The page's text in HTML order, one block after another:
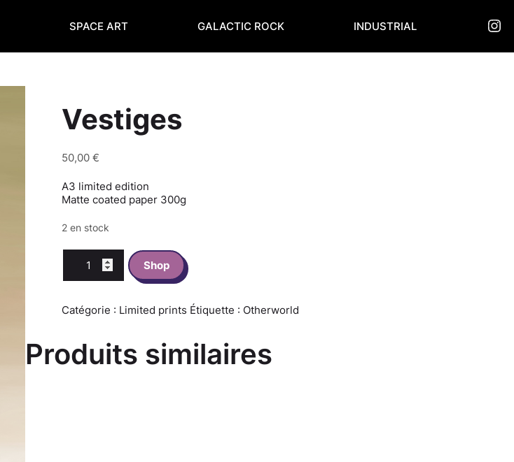
SPACE ART GALACTIC ROCK INDUSTRIAL
Vestiges
50,00€
A3 limited edition
Matte coated paper 300g
2 en stock
Vestiges
Shop
Catégorie : Limited prints Étiquette : Otherworld
Produits similaires